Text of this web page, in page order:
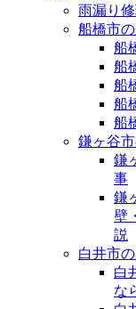
雨漏り
船橋市
船
船
船
船
船
鎌ヶ谷
鎌
事
鎌
壁
説
白井市
白
な